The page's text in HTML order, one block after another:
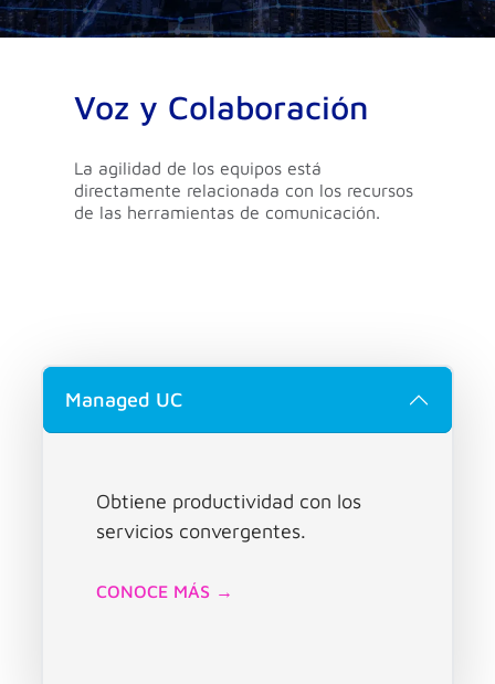
Voz y Colaboración
La agilidad de los equipos está
directamente relacionada con los recursos
de las herramientas de comunicación.
Managed UC
Obtiene productividad con los
servicios convergentes.
CONOCE MÁS →